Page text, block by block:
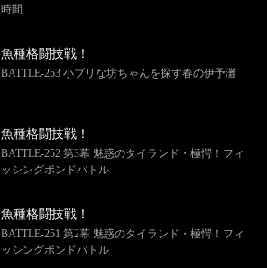
時間
魚種格闘技戦！
BATTLE-253 小ブリな坊ちゃんを探す春の伊予灘
魚種格闘技戦！
BATTLE-252 第3幕 魅惑のタイランド・極愕！フィ
ッシングポンドバトル
魚種格闘技戦！
BATTLE-251 第2幕 魅惑のタイランド・極愕！フィ
ッシングポンドバトル